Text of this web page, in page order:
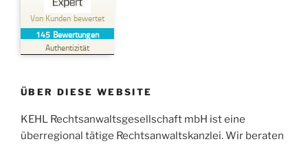
Von Kunden bewertet
145 Bewertungen
Authentizität
Kehl Rechtsanwaltsgesellschaft mbH
SEHR GUT
38
Bewertungen auf
ProvenExpert.com
Bewertungen von
2
anderen Quellen
ÜBER DIESE WEBSITE
KEHL Rechtsanwaltsgesellschaft mbH ist eine
überregional tätige Rechtsanwaltskanzlei. Wir beraten